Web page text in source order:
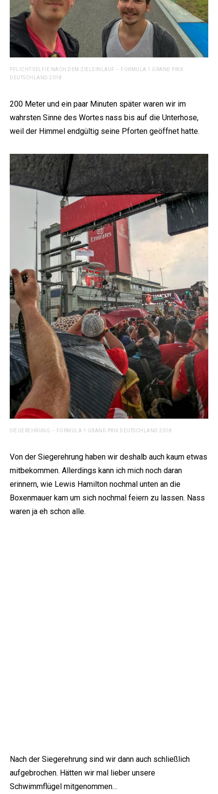
PFLICHT-SELFIE NACH DEM ZIELEINLAUF – FORMULA 1 GRAND PRIX
DEUTSCHLAND 2018
200 Meter und ein paar Minuten später waren wir im
wahrsten Sinne des Wortes nass bis auf die Unterhose,
weil der Himmel endgültig seine Pforten geöffnet hatte.
SIEGEREHRUNG – FORMULA 1 GRAND PRIX DEUTSCHLAND 2018
Von der Siegerehrung haben wir deshalb auch kaum etwas
mitbekommen. Allerdings kann ich mich noch daran
erinnern, wie Lewis Hamilton nochmal unten an die
Boxenmauer kam um sich nochmal feiern zu lassen. Nass
waren ja eh schon alle.
Nach der Siegerehrung sind wir dann auch schließlich
aufgebrochen. Hätten wir mal lieber unsere
Schwimmflügel mitgenommen…